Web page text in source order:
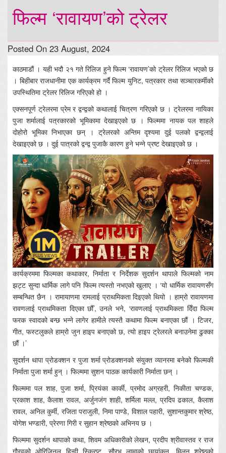
फिल्म ‘रावायण’को ट्रेलर
Posted On 23 August, 2024
काठमाडौं । यही भदौ २१ गते रिलिज हुने फिल्म ‘रावायण’को ट्रेलर रिलिज भएको छ
। बिहीबार राजधानीमा एक कार्यक्रम गर्दै फिल्म युनिट, पत्रकार तथा सञ्चारकर्मीको
उपस्थितिमा ट्रेलर रिलिज गरिएको हो ।
एक्सनपूर्ण ट्रेलरमा प्रेम र द्वन्द्वको कथालाई चित्रण गरिएको छ । ट्रेलरमा नायिका
पुजा शर्मालाई पत्रकारको भूमिकामा देखाइएको छ । फिल्ममा नायक पल शाहले
दोहोरो भूमिका निभाएका छन् । ट्रेलरको अन्तिम दृश्यमा दुई पलको द्वन्द्वलाई
देखाइएको छ । दुई पात्रको द्वन्द्व पुजाकै कारण हुने भन्ने प्रष्ट देखाइएको छ ।
कार्यक्रममा फिल्मका कथाकार, निर्माता र निर्देशक सुदर्शन थापाले फिल्मको नाम
झट्ट सुन्दा धार्मिक लागे पनि फिल्म त्यस्तो नभएको खुलाए । ‘यो धार्मिक रावायणसँग
सम्बन्धित छैन । रामायाणमा रामलाई प्राथमिकता दिइएको थियो । हाम्रो रावायणमा
रावणलाई प्राथमिकता दिएका छौं’, उनले भने, ‘रावणलाई प्राथमिकता दिँदा फिल्म
फरक स्वादको बन्छ भन्ने लागेर हामीले त्यस्तै कथामा फिल्म बनाएका छौं । टिजर,
गीत, फस्टलुकले हाम्रो जुन हाइप बनाएको छ, त्यो हाइप ट्रेलरले बनाउनेमा ढुक्का
छौं ।’
सुदर्शन थापा प्रोडक्शन र पुजा शर्मा प्रोडक्शनको संयुक्त व्यानरमा बनेको फिल्मकी
निर्माता पुजा शर्मा हुन् । फिल्ममा सुशन पाठक कार्यकारी निर्माता छन् ।
फिल्ममा पल शाह, पुजा शर्मा, प्रियंका कार्की, प्रमोद अग्रहरी, निकीता चण्डक,
प्रकाश शाह, कैलाश रावल, अर्जुनजंग शाही, शर्मिला मल्ल, प्रदिप ढकाल, कैलाश
रावल, अनिल कुर्मी, रजिता पराजुली, निमा पाण्डे, विशाल पहारी, सुशान्तकुमार श्रेष्ठ,
योगेश भण्डारी, प्रेरणा गिरी र सुहान श्रेष्ठको अभिनय छ ।
फिल्ममा सुदर्शन थापाको कथा, शिवम अधिकारीको लेखन, प्रदीप श्रीवास्तव र राज
गौरवको ओरिजिनल हिन्दी स्क्रिप्ट, सौरभ लामाको छायांकन, मिलन श्रेष्ठको